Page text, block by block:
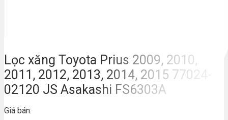
Lọc xăng Toyota Prius 2009, 2010,
2011, 2012, 2013, 2014, 2015 77024-
02120 JS Asakashi FS6303A
Giá bán: